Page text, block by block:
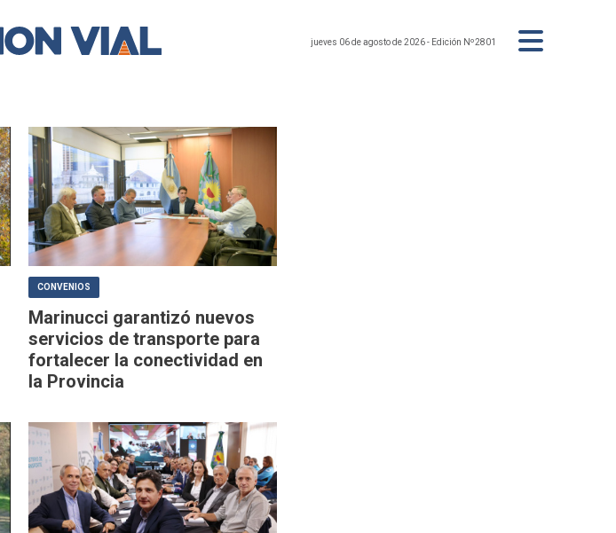
jueves 06 de agosto de 2026- Edición Nº2801
CONVENIOS
Marinucci garantizó nuevos
servicios de transporte para
fortalecer la conectividad en
la Provincia